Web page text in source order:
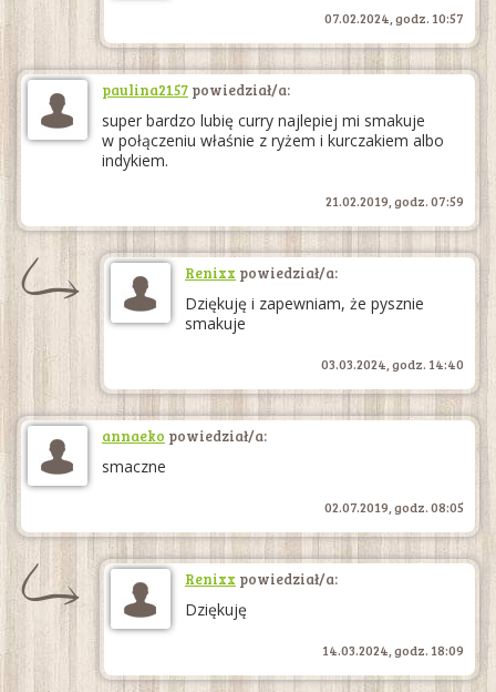
07.02.2024, godz. 10:57
paulina2157 powiedział/a:
super bardzo lubię curry najlepiej mi smakuje
w połączeniu właśnie z ryżem i kurczakiem albo
indykiem.
21.02.2019, godz. 07:59
Renixx powiedział/a:
Dziękuję i zapewniam, że pysznie
smakuje
03.03.2024, godz. 14:40
annaeko powiedział/a:
smaczne
02.07.2019, godz. 08:05
Renixx powiedział/a:
Dziękuję
14.03.2024, godz. 18:09